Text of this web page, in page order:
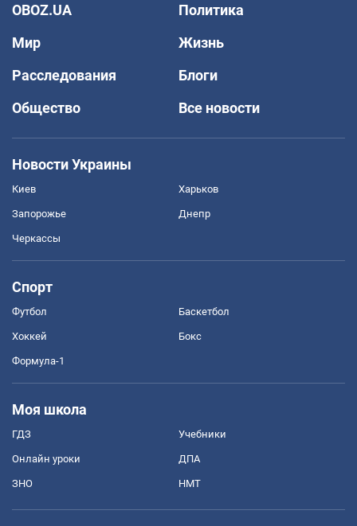
OBOZ.UA
Политика
Мир
Жизнь
Расследования
Блоги
Общество
Все новости
Новости Украины
Киев Харьков
Запорожье Днепр
Черкассы
Спорт
Футбол Баскетбол
Хоккей Бокс
Формула-1
Моя школа
ГДЗ Учебники
Онлайн уроки ДПА
ЗНО НМТ